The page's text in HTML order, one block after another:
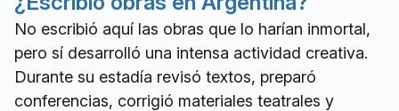
No escribió aquí las obras que lo harían inmortal,
pero sí desarrolló una intensa actividad creativa.
Durante su estadía revisó textos, preparó
conferencias, corrigió materiales teatrales y